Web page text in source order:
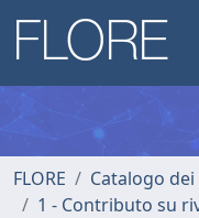
FLORE
Catalogo
1 - Contributo su